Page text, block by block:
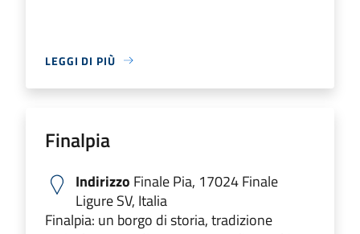
LEGGI DI PIÙ
Finalpia
Indirizzo Finale Pia, 17024 Finale
Ligure SV, Italia
Finalpia: un borgo di storia, tradizione